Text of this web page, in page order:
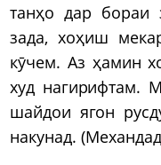
танҳо дар бораи
зада, хоҳиш
кӯчем. Аз ҳамин
худ нагирифтам.
шайдои ягон
накунад.